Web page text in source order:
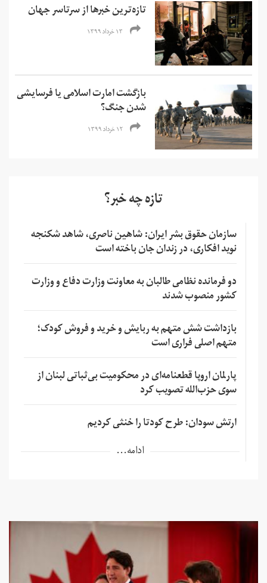
تازه‌ترین خبرها از سرتاسر جهان
۱۳ خرداد ۱۳۹۹
بازگشت امارت اسلامی یا فرسایشی
شدن جنگ؟
۱۲ خرداد ۱۳۹۹
تازه چه خبر؟
سازمان حقوق بشر ایران: شاهین ناصری، شاهد شکنجه
نوید افکاری، در زندان جان باخته است
دو فرمانده نظامی طالبان به معاونت وزارت دفاع و وزارت
کشور منصوب شدند
بازداشت شش متهم به ربایش و خرید و فروش کودک؛
متهم اصلی فراری است
پارلمان اروپا قطعنامه‌ای در محکومیت بی‌ثباتی لبنان از
سوی حزب‌الله تصویب کرد
ارتش سودان: طرح کودتا را خنثی کردیم
ادامه...